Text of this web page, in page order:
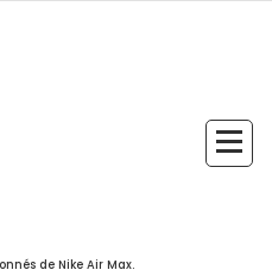
de Nike Air Max.